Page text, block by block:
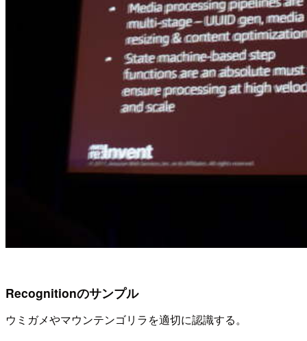
Recognitionのサンプル
ウミガメやマウンテンゴリラを適切に認識する。